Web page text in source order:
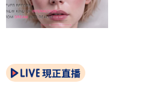
現正直播